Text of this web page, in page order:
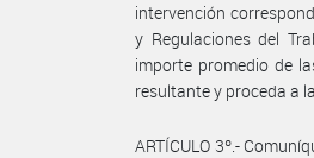
intervención
y Regulaciones del
importe promedio de
resultante y proceda a
ARTÍCULO 3º.-